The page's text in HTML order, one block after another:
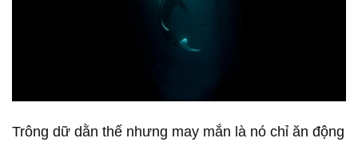
Trông dữ dằn thế nhưng may mắn là nó chỉ ăn động